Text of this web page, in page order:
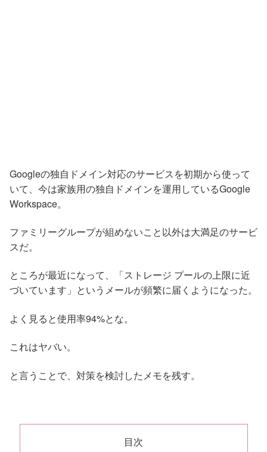
Googleの独自ドメイン対応のサービスを初期から使って
いて、今は家族用の独自ドメインを運用しているGoogle
Workspace。
ファミリーグループが組めないこと以外は大満足のサービ
スだ。
ところが最近になって、「ストレージ プールの上限に近
づいています」というメールが頻繁に届くようになった。
よく見ると使用率94%とな。
これはヤバい。
と言うことで、対策を検討したメモを残す。
目次